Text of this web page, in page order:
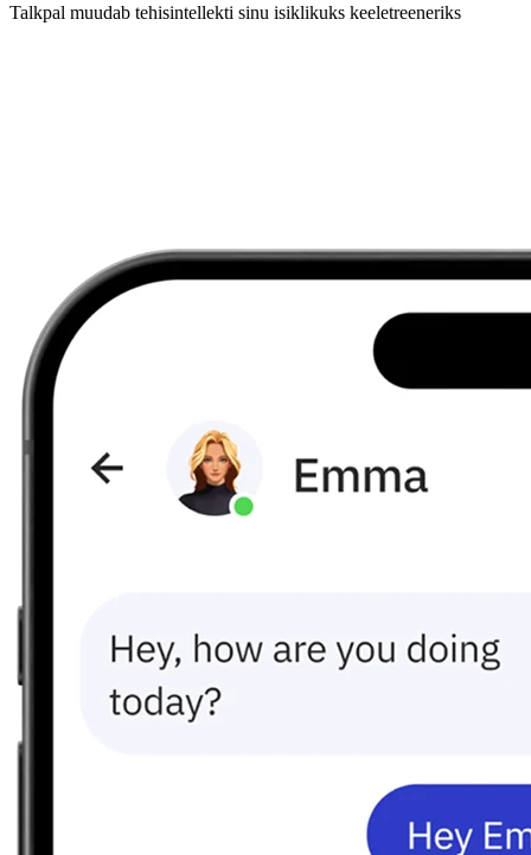
Talkpal muudab tehisintellekti sinu isiklikuks keeletreeneriks